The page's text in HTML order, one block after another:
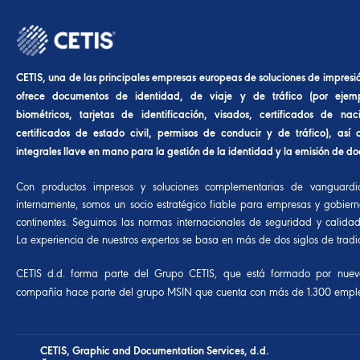
CETIS, una de las principales empresas europeas de soluciones de
ofrece documentos de identidad, de viaje y de tráfico (por
biométricos, tarjetas de identificación, visados, certificados de
certificados de estado civil, permisos de conducir y de tráfico), así
integrales llave en mano para la gestión de la identidad y la emisión de
Con productos impresos y soluciones complementarias de
internamente, somos un socio estratégico fiable para empresas y
continentes. Seguimos las normas internacionales de seguridad y
La experiencia de nuestros expertos se basa en más de dos siglos de
CETIS d.d. forma parte delGrupo CETIS, que está formado por
compañía hace parte del grupo MSIN que cuenta con más de 1.300
CETIS, Graphic and Documentation Services, d.d.